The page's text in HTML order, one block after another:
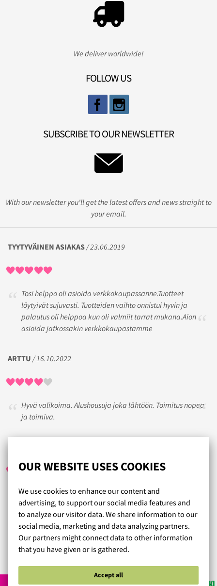
OUR WEBSITE USES COOKIES
We use cookies to enhance our content and
advertising, to support our social media features and
to analyze our visitor data. We share information to our
social media, marketing and data analyzing partners.
Our partners might connect data to other information
that you have given or is gathered.
Accept all
We deliver worldwide!
FOLLOW US
SUBSCRIBE TO OUR NEWSLETTER
With our newsletter you'll get the latest offers and news straight to
your email.
TYYTYVÄINEN ASIAKAS/ 23.06.2019
Tosi helppo oli asioida verkkokaupassanne.Tuotteet
löytyivät sujuvasti. Tuotteiden vaihto onnistui hyvin ja
palautus oli helppoa kun oli valmiit tarrat mukana.Aion
asioida jatkossakin verkkokaupastamme
ARTTU / 16.10.2022
Hyvä valikoima. Alushousuja joka lähtöön. Toimitus nopea
ja toimiva.
Super hyvä verkkokauppa! Luulin jo ettei minun kokoisille
ole sopivia imetysliivejä ennen kuin löysin Lumingerien.
Nopea toimitus, hyvä kokolaskuri ja hyödyllistä (ja osa
minulle uutta) tietoa liiveistä yleisesti!